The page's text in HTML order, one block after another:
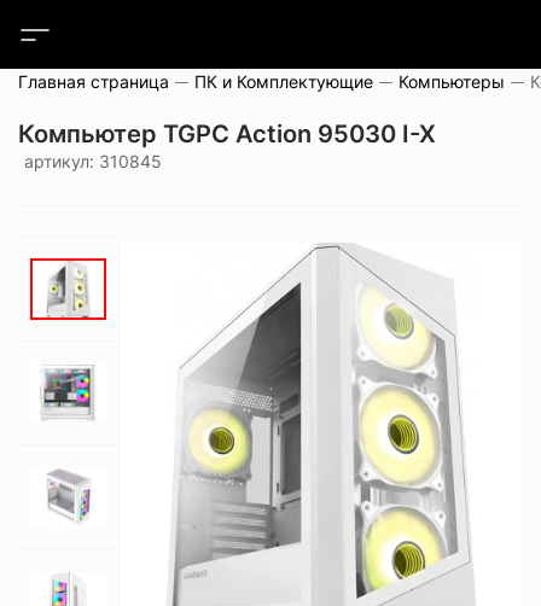
Главная страница ПК и Комплектующие Компьютеры
Компьютер TGPC Action 95030 I-X
артикул: 310845